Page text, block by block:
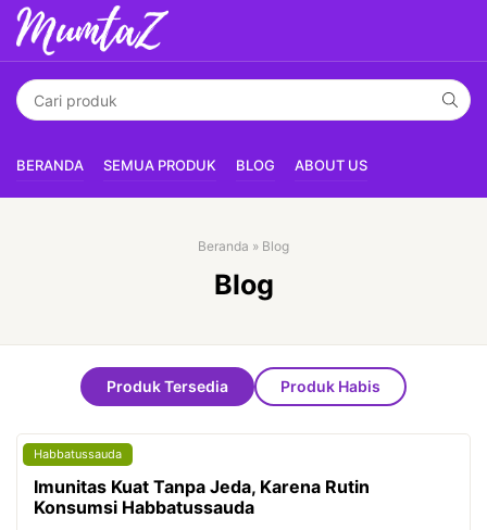
BERANDA SEMUA PRODUK BLOG ABOUT US
Beranda » Blog
Blog
Produk Tersedia Produk Habis
Habbatussauda
Imunitas Kuat Tanpa Jeda, Karena Rutin
Konsumsi Habbatussauda